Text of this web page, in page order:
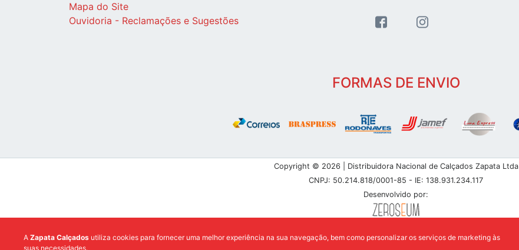
Mapa do Site
Ouvidoria - Reclamações e Sugestões
FORMAS DE ENVIO
Copyright © 2026 | Distribuidora Nacional de Calçados Zapata Ltda
CNPJ: 50.214.818/0001-85 - IE: 138.931.234.117
Desenvolvido por:
A Zapata Calçados utiliza cookies para fornecer uma melhor experiência na sua navegação, bem como personalizar os serviços de marketing às
suas necessidades.